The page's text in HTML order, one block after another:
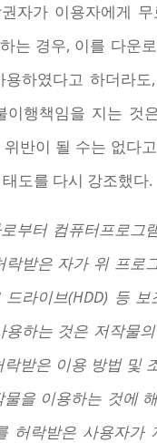
자가 이용자에게
는 경우, 이를 다운
용하였다고 하더라
이행책임을 지는 것
반이 될 수는 없다
도를 다시 강조했다.
부터 컴퓨터프로그
락받은 자가 위 프로
드라이브(HDD) 등 보
용하는 것은 저작물
락받은 이용 방법 및
물을 이용하는 것에
허락받은 사용자가